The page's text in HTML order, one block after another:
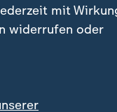
mit
widerrufen oder